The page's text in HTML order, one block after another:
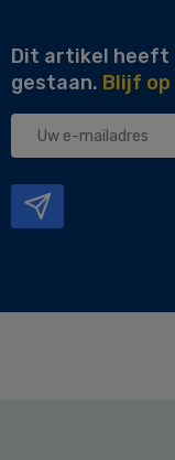
Dit artikel heeft
gestaan. Blijf op
Uw